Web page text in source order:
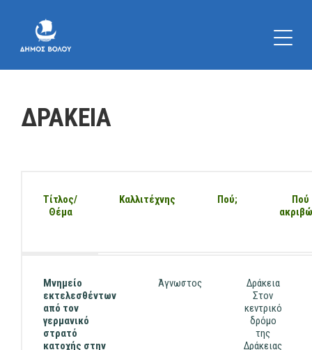
ΔΡΑΚΕΙΑ
Τίτλος/
Θέμα
Καλλιτέχνης Πού;
Πού
Μνημείο
εκτελεσθέντων
από τον
γερμανικό
στρατό
κατοχής στην
Άγνωστος
Δράκεια
Στον
κεντρικό
δρόμο
της
Δράκειας